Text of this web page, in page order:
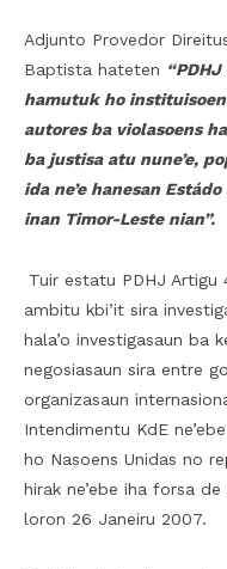
Adjunto Provedor
Baptista hateten
hamutuk ho
autores ba violasoens
ba justisa atu nune’e,
ida ne’e hanesan
inan Timor-Leste nian”.
Tuir estatu PDHJ
ambitu kbi’it sira
hala’o investigasaun ba
negosiasaun sira entre
organizasaun
Intendimentu KdE
ho Nasoens Unidas no
hirak ne’ebe iha forsa
loron 26 Janeiru 2007.